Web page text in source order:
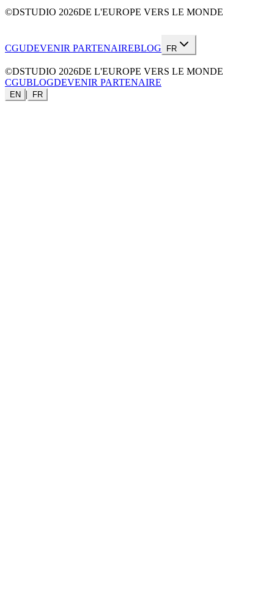
©DSTUDIO 2026DE L'EUROPE VERS LE MONDE
CGUDEVENIR PARTENAIREBLOG FR
©DSTUDIO 2026DE L'EUROPE VERS LE MONDE
CGUBLOGDEVENIR PARTENAIRE
EN | FR